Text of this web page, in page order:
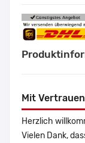
Mit
Herzlich
Vielen Dank,